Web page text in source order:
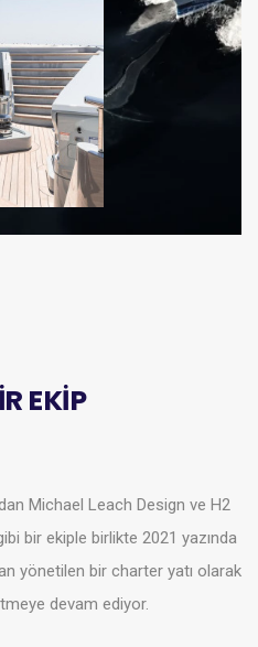
EKİP
Michael Leach Design ve H2
bir ekiple birlikte 2021 yazında
yönetilen bir charter yatı olarak
devam ediyor.